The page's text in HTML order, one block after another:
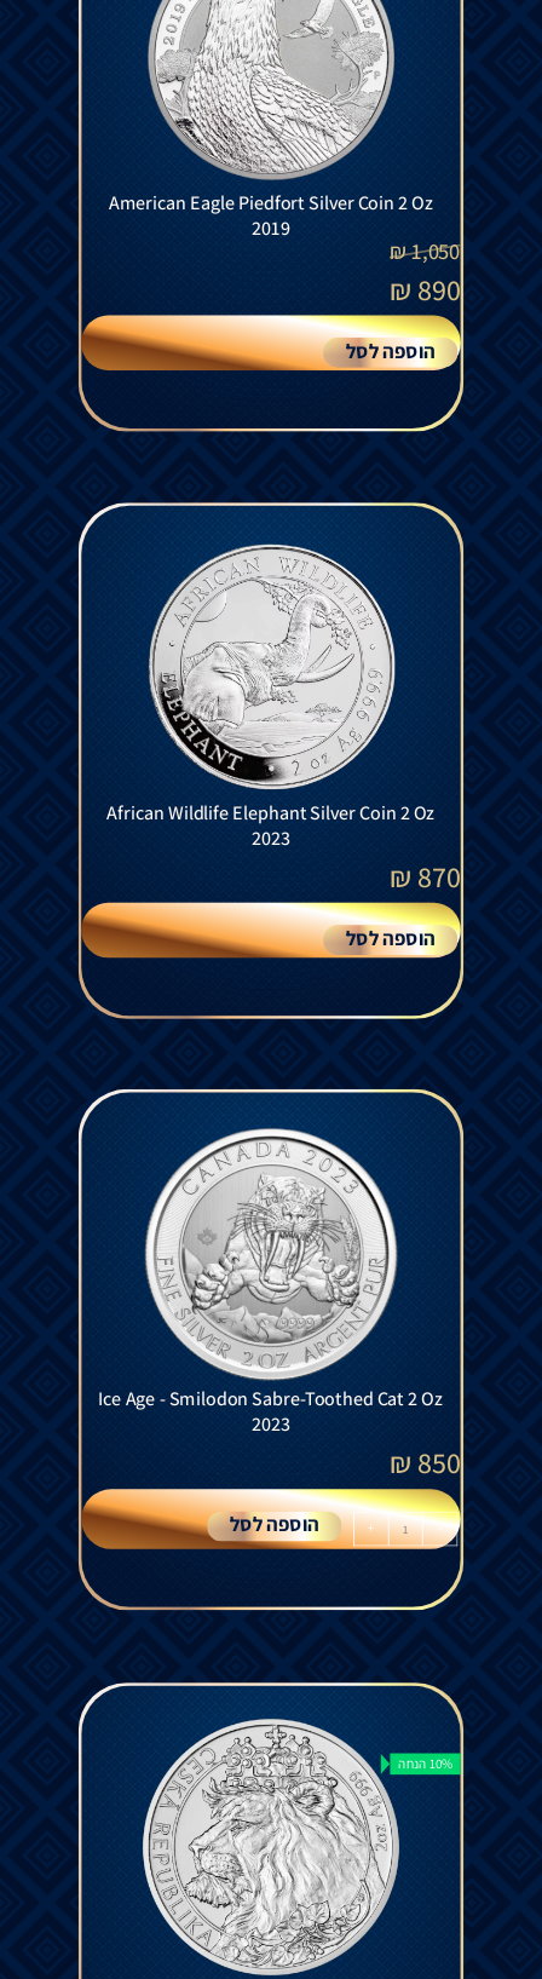
American Eagle Piedfort Silver Coin 2 Oz
2019
1,050
₪
890
₪
הוספה לסל
African Wildlife Elephant Silver Coin 2 Oz
2023
870
₪
הוספה לסל
Ice Age - Smilodon Sabre-Toothed Cat 2 Oz
2023
850
₪
-
+ הוספה לסל
10% הנחה